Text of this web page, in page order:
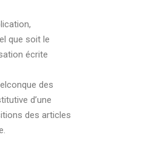
que soit le
écrite
des
d’une
des articles